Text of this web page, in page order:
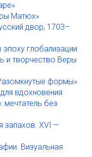
Матюх»
двор, 1703–
глобализации
и творчество Веры
формы»
вдохновения
без
запахов. XVI —
Визуальная